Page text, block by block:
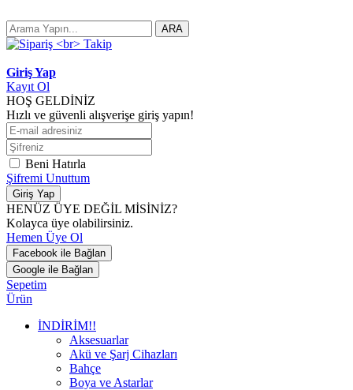
ARA
Giriş Yap
Kayıt Ol
HOŞ GELDİNİZ
Hızlı ve güvenli alışverişe giriş yapın!
Beni Hatırla
Şifremi Unuttum
Giriş Yap
HENÜZ ÜYE DEĞİL MİSİNİZ?
Kolayca üye olabilirsiniz.
Hemen Üye Ol
Facebook ile Bağlan
Google ile Bağlan
Sepetim
Ürün
İNDİRİM!!
Aksesuarlar
Akü ve Şarj Cihazları
Bahçe
Boya ve Astarlar